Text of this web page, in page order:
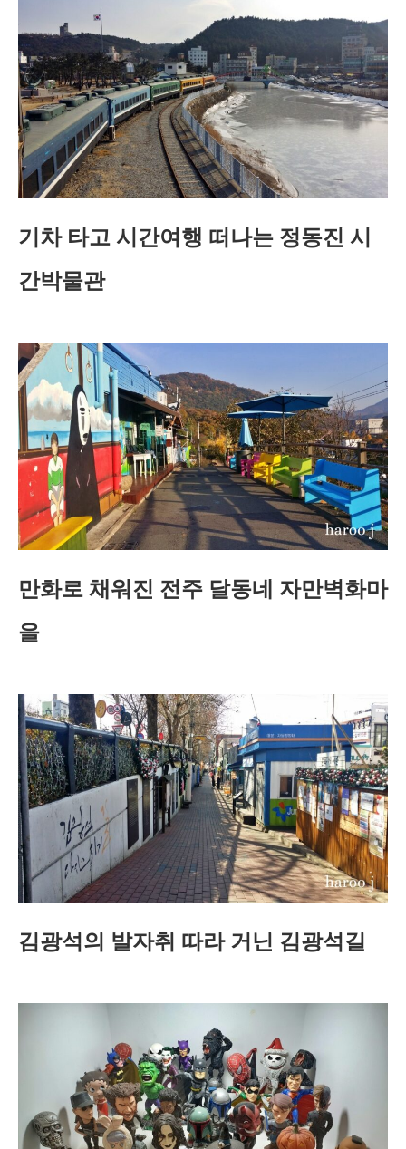
기차 타고 시간여행 떠나는 정동진 시
간박물관
만화로 채워진 전주 달동네 자만벽화마
을
김광석의 발자취 따라 거닌 김광석길